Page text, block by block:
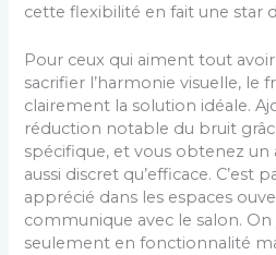
cette flexibilité en fait une star
Pour ceux qui aiment tout
sacrifier l’harmonie visuelle, le
clairement la solution idéale.
réduction notable du bruit
spécifique, et vous obtenez
aussi discret qu’efficace. C’est
apprécié dans les espaces
communique avec le salon.
seulement en fonctionnalité